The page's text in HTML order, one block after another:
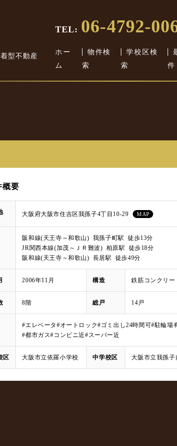
型不動産
TEL: 06-4792-
ホー
ム
物件検
索
学校区検
索
件
概要
大阪府大阪市住吉区我孫子4丁目10-29 MAP
阪和線(天王寺～和歌山) 我孫子町駅 徒歩13分
JR関西本線(加茂～ＪＲ難波) 柏原駅 徒歩18分
阪和線(天王寺～和歌山) 長居駅 徒歩49分
2006年11月 構造 鉄筋コンクリー
8階 総戸 14戸
#エレベータ #オートロック#ゴミ出し24時間可#駐輪場
#都市ガス#コンビニ近#スーパー近
区 大阪市立依羅小学校 中学校区 大阪市立我孫子